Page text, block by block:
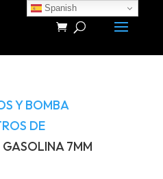
Y BOMBA
DE
7MM
Spanish